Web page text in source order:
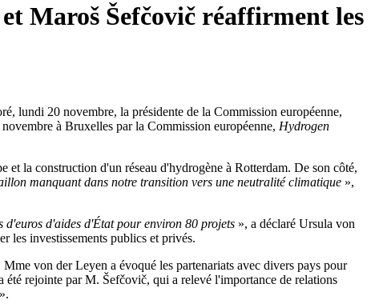
Maroš Šefčovič réaffirment les
lundi 20 novembre, la présidente de la Commission européenne,
à Bruxelles par la Commission européenne, Hydrogen
et la construction d'un réseau d'hydrogène à Rotterdam. De son côté,
manquant dans notre transition vers une neutralité climatique »,
d'aides d'État pour environ 80 projets », a déclaré Ursula von
les investissements publics et privés.
von der Leyen a évoqué les partenariats avec divers pays pour
rejointe par M. Šefčovič, qui a relevé l'importance de relations
».